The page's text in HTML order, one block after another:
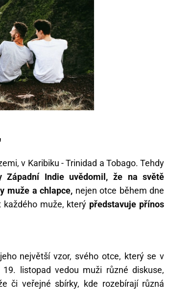
v Karibiku - Trinidad a Tobago. Tehdy
Západní Indie uvědomil, že na světě
muže a chlapce, nejen otce během dne
muže, který představuje přínos
největší vzor, svého otce, který se v
listopad vedou muži různé diskuse,
či veřejné sbírky, kde rozebírají různá